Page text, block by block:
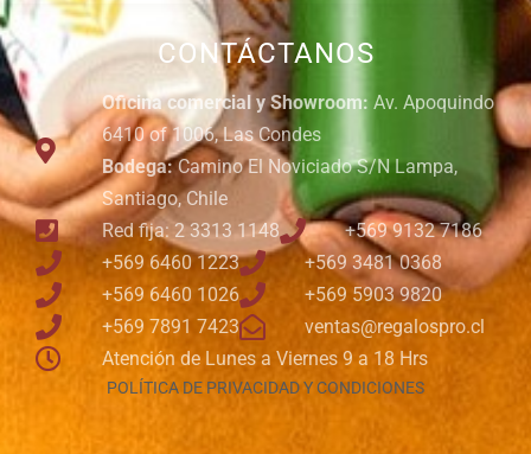
CONTÁCTANOS
Oficina comercial y Showroom: Av. Apoquindo
6410 of 1006, Las Condes
Bodega:Camino El Noviciado S/N Lampa,
Santiago, Chile
Red fija: 2 3313 1148
+569 9132 7186
+569 6460 1223
+569 3481 0368
+569 6460 1026
+569 5903 9820
+569 7891 7423
ventas@regalospro.cl
Atención de Lunes a Viernes 9 a 18 Hrs
POLÍTICA DE PRIVACIDAD Y CONDICIONES